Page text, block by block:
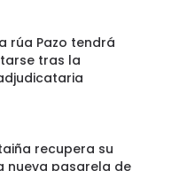
rúa Pazo tendrá
tras la
recupera su
nueva pasarela de